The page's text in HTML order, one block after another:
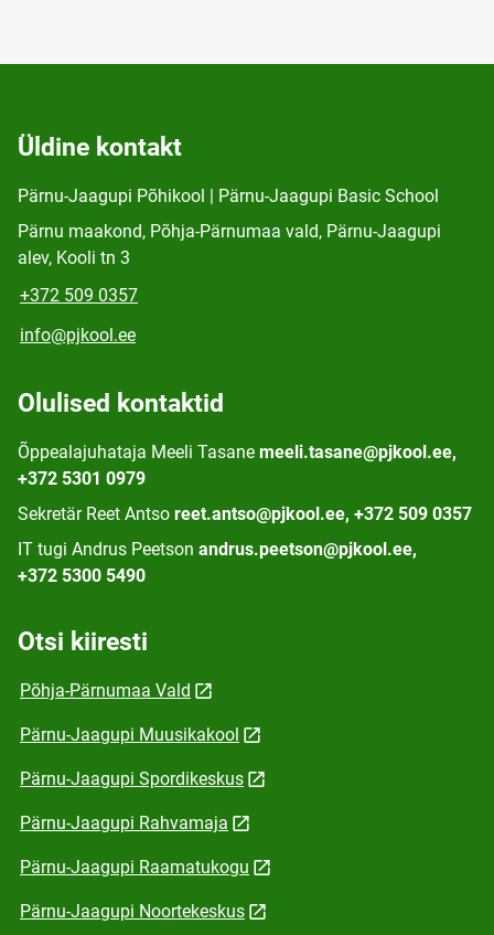
Üldine kontakt
Pärnu-Jaagupi Põhikool | Pärnu-Jaagupi Basic School
Pärnu maakond, Põhja-Pärnumaa vald, Pärnu-Jaagupi
alev, Kooli tn 3
+372 509 0357
info@pjkool.ee
Olulised kontaktid
Õppealajuhataja Meeli Tasane meeli.tasane@pjkool.ee,
+372 5301 0979
Sekretär Reet Antso reet.antso@pjkool.ee, +372 509 0357
IT tugi Andrus Peetson andrus.peetson@pjkool.ee,
+372 5300 5490
Otsi kiiresti
Põhja-Pärnumaa Vald
Pärnu-Jaagupi Muusikakool
Pärnu-Jaagupi Spordikeskus
Pärnu-Jaagupi Rahvamaja
Pärnu-Jaagupi Raamatukogu
Pärnu-Jaagupi Noortekeskus